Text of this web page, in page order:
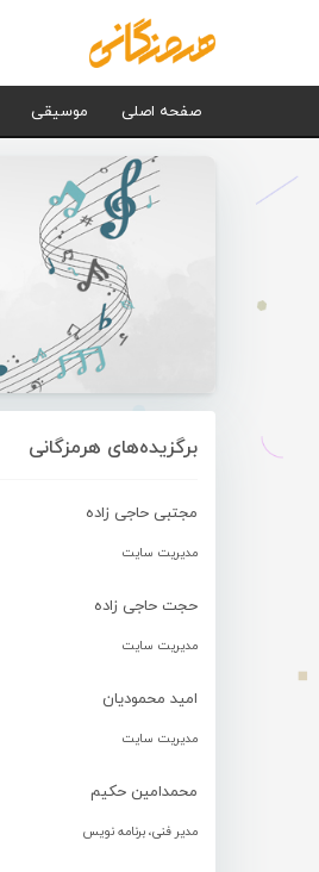
صفحه اصلی موسیقی
برگزیده‌های هرمزگانی
مجتبی حاجی زاده
مدیریت سایت
حجت حاجی زاده
مدیریت سایت
امید محمودیان
مدیریت سایت
محمدامین حکیم
مدیر فنی، برنامه نویس